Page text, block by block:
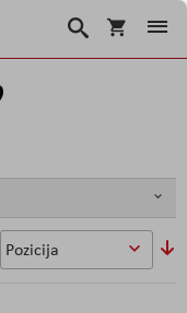
Korpa
Search